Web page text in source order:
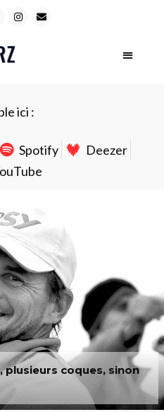
ici :
Spotify
Deezer
plusieurs coques, sinon